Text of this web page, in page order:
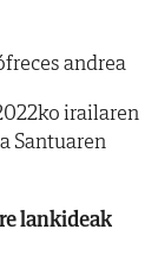
andrea
irailaren
Santuaren
lankideak